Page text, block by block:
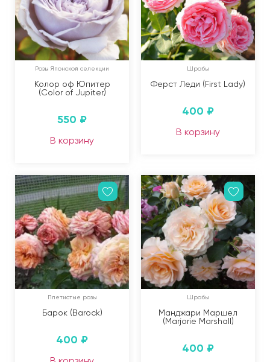
Розы Японской селекции
Колор оф Юпитер
(Color of Jupiter)
550 ₽
В корзину
Шрабы
Ферст Леди (First Lady)
400 ₽
В корзину
Плетистые розы
Барок (Barock)
400 ₽
Шрабы
Манджари Маршел
(Marjorie Marshall)
400 ₽